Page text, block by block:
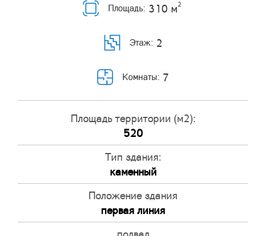
Комнаты: 7
Площадь: 310 м2
Этаж: 2
Площадь территории (м2):
520
Тип здания:
каменный
Положение здания
первая линия